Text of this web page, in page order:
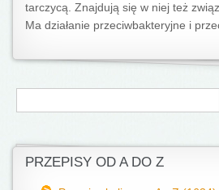
tarczycą. Znajdują się w niej też
Ma działanie przeciwbakteryjne i
Formularz wyszukiwania
Szukaj
PRZEPISY OD A DO Z